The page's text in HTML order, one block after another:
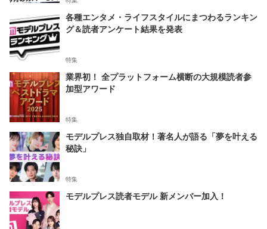
各種エンタメ・ライフスタイルにまつわるランキン
グ＆読者アンケート結果を発表
特集
業界初！ 全プラットフォーム横断の大規模読者参
加型アワード
特集
モデルプレス独自取材！著名人が語る「夢を叶える
秘訣」
特集
モデルプレス読者モデル 新メンバー加入！